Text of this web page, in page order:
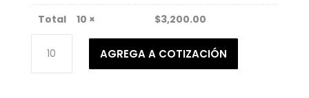
10 × $3,200.00
utensilios
AGREGA A COTIZACIÓN